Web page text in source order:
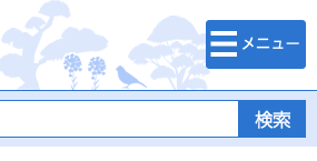
千葉県
検索・メニュ
ー